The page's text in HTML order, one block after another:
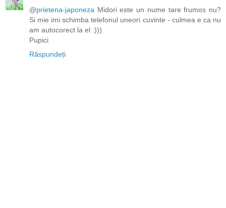
@prietena-japoneza Midori este un nume tare frumos nu?
Si mie imi schimba telefonul uneori cuvinte - culmea e ca nu
am autocorect la el :)))
Pupici
Răspundeți